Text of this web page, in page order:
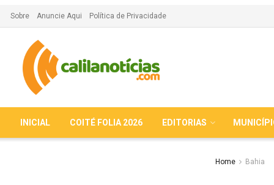
Sobre Anuncie Aqui Política de Privacidade
INICIAL COITÉ FOLIA 2026 EDITORIAS
Home Bahia